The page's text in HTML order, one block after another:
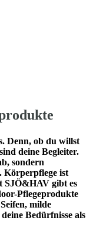
Denn, ob du willst
deine Begleiter.
sondern
Körperpflege ist
SJÖ&HAV gibt es
Pflegeprodukte
milde
Bedürfnisse als